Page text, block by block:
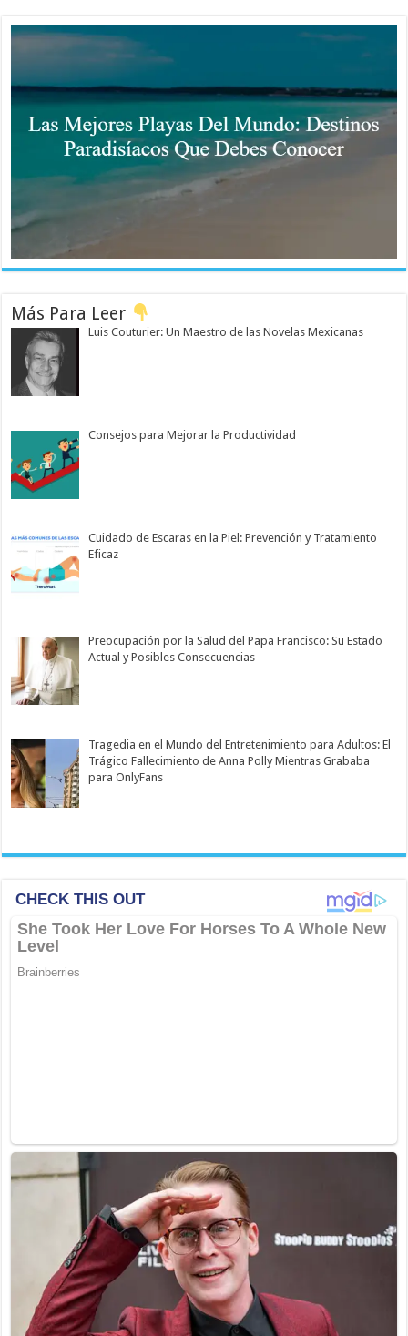
Más Para Leer
Luis Couturier: Un Maestro de las Novelas Mexicanas
Consejos para Mejorar la Productividad
Cuidado de Escaras en la Piel: Prevención y Tratamiento
Eficaz
Preocupación por la Salud del Papa Francisco: Su Estado
Actual y Posibles Consecuencias
Tragedia en el Mundo del Entretenimiento para Adultos: El
Trágico Fallecimiento de Anna Polly Mientras Grababa
para OnlyFans